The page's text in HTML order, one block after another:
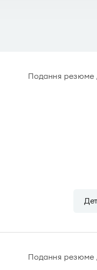
Подання резюме
Подання резюме